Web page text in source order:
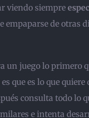
viendo siempre
empaparse de otras
un juego lo primero
que es lo que quiere
consulta todo lo
e intenta